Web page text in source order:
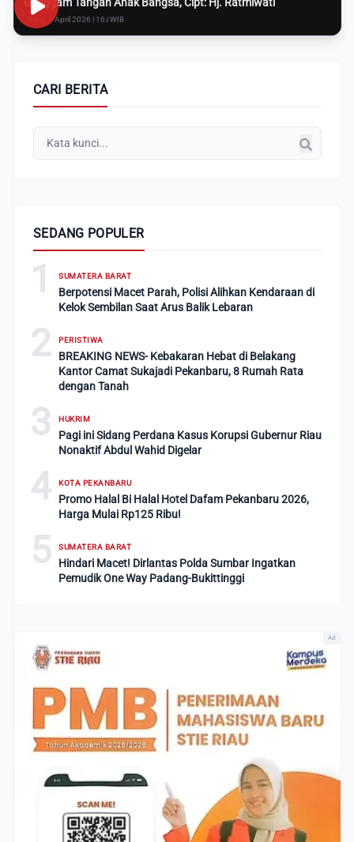
Rabu, 8 April 2026 | 16:i WIB
CARI BERITA
SEDANG POPULER
1 SUMATERA BARAT
Berpotensi Macet Parah, Polisi Alihkan Kendaraan di
Kelok Sembilan Saat Arus Balik Lebaran
2 PERISTIWA
BREAKING NEWS- Kebakaran Hebat di Belakang
Kantor Camat Sukajadi Pekanbaru, 8 Rumah Rata
dengan Tanah
3 HUKRIM
Pagi ini Sidang Perdana Kasus Korupsi Gubernur Riau
Nonaktif Abdul Wahid Digelar
4 KOTA PEKANBARU
Promo Halal Bi Halal Hotel Dafam Pekanbaru 2026,
Harga Mulai Rp125 Ribu!
5 SUMATERA BARAT
Hindari Macet! Dirlantas Polda Sumbar Ingatkan
Pemudik One Way Padang-Bukittinggi
Ad